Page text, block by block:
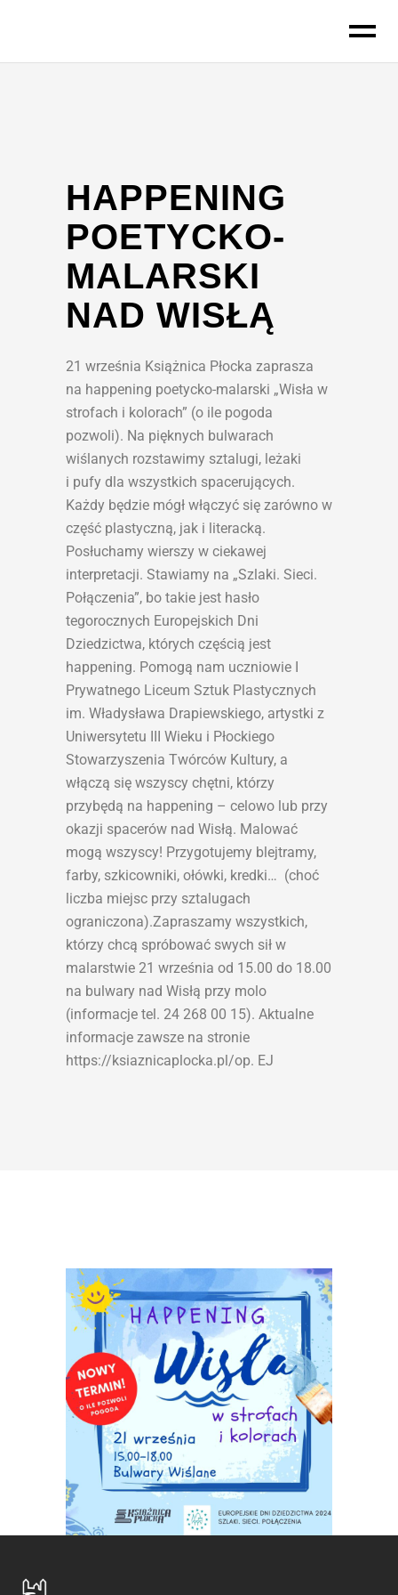
HAPPENING
POETYCKO-
MALARSKI
NAD WISŁĄ
21 września Książnica Płocka zaprasza
na happening poetycko-malarski „Wisła w
strofach i kolorach” (o ile pogoda
pozwoli). Na pięknych bulwarach
wiślanych rozstawimy sztalugi, leżaki
i pufy dla wszystkich spacerujących.
Każdy będzie mógł włączyć się zarówno w
część plastyczną, jak i literacką.
Posłuchamy wierszy w ciekawej
interpretacji. Stawiamy na „Szlaki. Sieci.
Połączenia”, bo takie jest hasło
tegorocznych Europejskich Dni
Dziedzictwa, których częścią jest
happening. Pomogą nam uczniowie I
Prywatnego Liceum Sztuk Plastycznych
im. Władysława Drapiewskiego, artystki z
Uniwersytetu III Wieku i Płockiego
Stowarzyszenia Twórców Kultury, a
włączą się wszyscy chętni, którzy
przybędą na happening – celowo lub przy
okazji spacerów nad Wisłą. Malować
mogą wszyscy! Przygotujemy blejtramy,
farby, szkicowniki, ołówki, kredki… (choć
liczba miejsc przy sztalugach
ograniczona).Zapraszamy wszystkich,
którzy chcą spróbować swych sił w
malarstwie 21 września od 15.00 do 18.00
na bulwary nad Wisłą przy molo
(informacje tel. 24 268 00 15). Aktualne
informacje zawsze na stronie
https://ksiaznicaplocka.pl/op. EJ